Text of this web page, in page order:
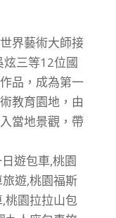
界藝術大師接
三等12位國
品，成為第一
教育園地，由
當地景觀，帶